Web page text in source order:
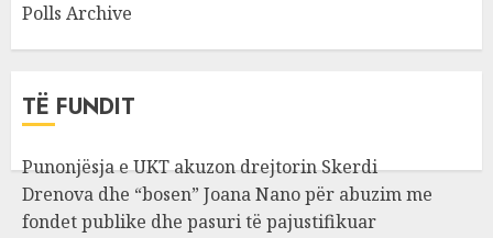
Polls Archive
TË FUNDIT
Punonjësja e UKT akuzon drejtorin Skerdi
Drenova dhe “bosen” Joana Nano për abuzim me
fondet publike dhe pasuri të pajustifikuar